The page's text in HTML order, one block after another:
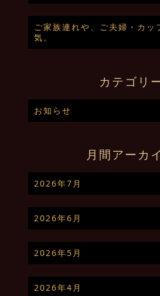
ご家族連れや、ご夫婦・カッ
気。
カテゴリ
お知らせ
月間アーカ
2026年7月
2026年6月
2026年5月
2026年4月